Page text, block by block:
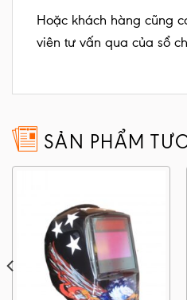
Hoặc khách hàng cũng
viên tư vấn qua của sổ
SẢN PHẨM